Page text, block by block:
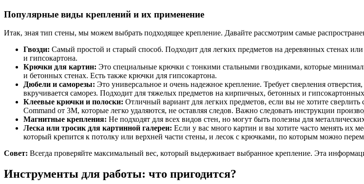
Популярные виды креплений и их применение
Итак, зная тип стены, мы можем выбрать подходящее крепление. Давайте рассмотрим самые
Гвозди: Самый простой и старый способ. Подходит для легких предметов на деревянных стенах
и гипсокартона.
Крючки для картин: Это специальные крючки с тонкими стальными гвоздиками, которые
и бетонных стенах. Есть также крючки для гипсокартона.
Дюбели и саморезы: Это универсальное и очень надежное крепление. Требует сверления
вкручивается саморез. Подходит для тяжелых предметов на кирпичных, бетонных и
Клеевые крючки и полоски: Отличный вариант для легких предметов, если вы не хотите
Command от 3M, которые легко удаляются, не оставляя следов. Важно следовать инструкции
Магнитные крепления: Не подходят для всех видов стен, но могут быть полезны для
Леска или тросик для картинной галереи: Если у вас много картин и вы хотите часто менять их
который крепится к потолку или верхней части стены, и лесок с крючками, по которым можно
Совет: Всегда проверяйте максимальный вес, который выдерживает выбранное крепление. Эта
Инструменты для работы: что пригодится?